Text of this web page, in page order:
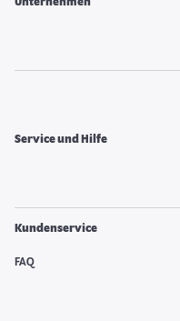
Service und Hilfe
Kundenservice
FAQ